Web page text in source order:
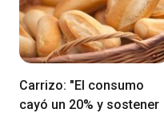
Carrizo: "El consumo
cayó un 20% y sostener